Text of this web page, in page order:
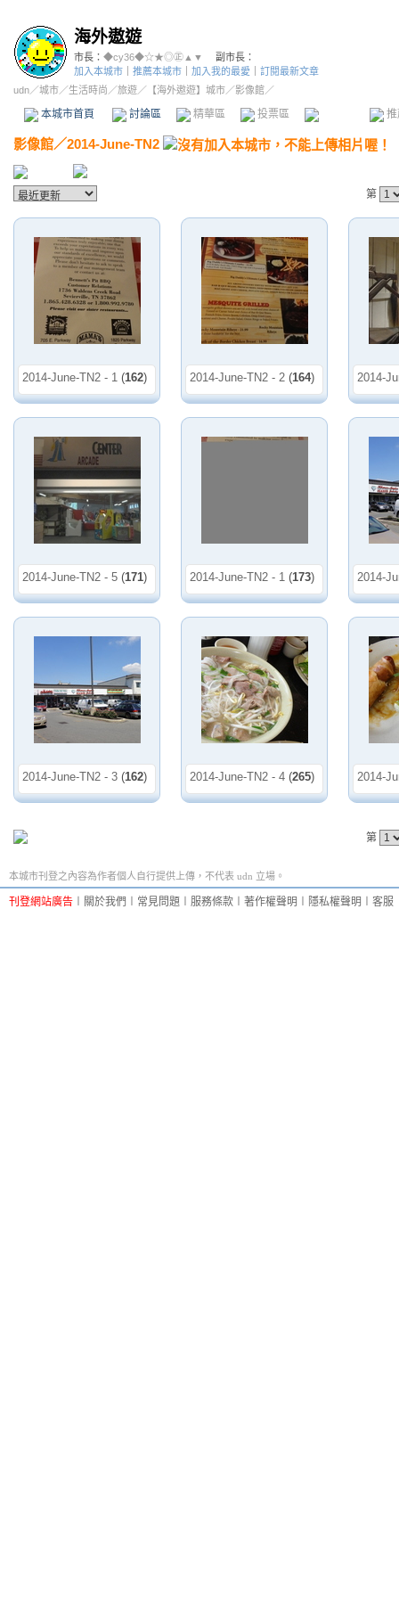
海外遨遊
市長： ◆cy36◆☆★◎㊣▲▼
副市長：
加入本城市
推薦本城市 加入我的最愛
訂閱最新文章
udn／城市／生活時尚 ／旅遊／ 【海外遨遊】城市／影像館／
本城市首頁 討論區 精華區 投票區 影像館
影像館／2014-June-TN2
第
2014-June-TN2 - 1 (162) 2014-June-TN2 - 2 (164) 2014-
2014-June-TN2 - 5 (171) 2014-June-TN2 - 1 (173) 2014-
2014-June-TN2 - 3 (162) 2014-June-TN2 - 4 (265) 2014-
第
本城市刊登之內容為作者個人自行提供上傳，不代表 udn 立場。
刊登網站廣告 關於我們 常見問題 服務條款 著作權聲明 隱私權聲明 客服